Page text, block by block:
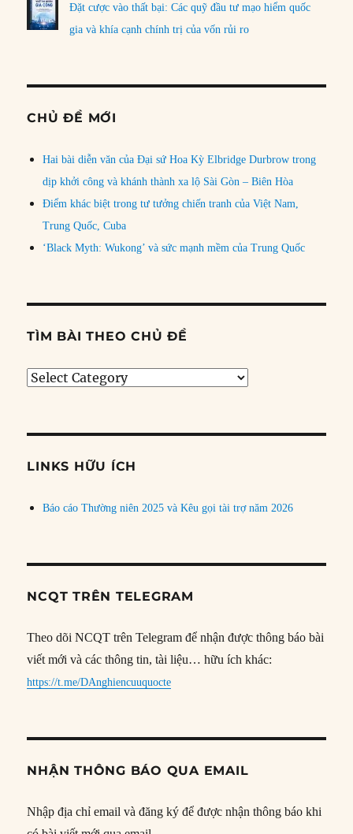
Đặt cược vào thất bại: Các quỹ đầu tư mạo hiểm quốc
gia và khía cạnh chính trị của vốn rủi ro
CHỦ ĐỀ MỚI
Hai bài diễn văn của Đại sứ Hoa Kỳ Elbridge Durbrow trong
dịp khởi công và khánh thành xa lộ Sài Gòn – Biên Hòa
Điểm khác biệt trong tư tưởng chiến tranh của Việt Nam,
Trung Quốc, Cuba
‘Black Myth: Wukong’ và sức mạnh mềm của Trung Quốc
TÌM BÀI THEO CHỦ ĐỀ
Tìm
đề
LINKS HỮU ÍCH
Báo cáo Thường niên 2025 và Kêu gọi tài trợ năm 2026
NCQT TRÊN TELEGRAM
Theo dõi NCQT trên Telegram để nhận được thông báo bài
viết mới và các thông tin, tài liệu… hữu ích khác:
https://t.me/DAnghiencuuquocte
NHẬN THÔNG BÁO QUA EMAIL
Nhập địa chỉ email và đăng ký để được nhận thông báo khi